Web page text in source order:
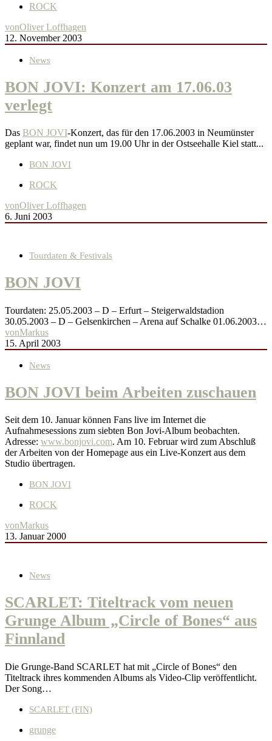
ROCK
vonOliver Loffhagen
12. November 2003
News
BON JOVI: Konzert am 17.06.03
verlegt
Das BON JOVI-Konzert, das für den 17.06.2003 in Neumünster
geplant war, findet nun um 19.00 Uhr in der Ostseehalle Kiel statt...
BON JOVI
ROCK
vonOliver Loffhagen
6. Juni 2003
Tourdaten & Festivals
BON JOVI
Tourdaten: 25.05.2003 – D – Erfurt – Steigerwaldstadion
30.05.2003 – D – Gelsenkirchen – Arena auf Schalke 01.06.2003…
vonMarkus
15. April 2003
News
BON JOVI beim Arbeiten zuschauen
Seit dem 10. Januar können Fans live im Internet die
Aufnahmesessions zum siebten Bon Jovi-Album beobachten.
Adresse: www.bonjovi.com. Am 10. Februar wird zum Abschluß
der Arbeiten von der Homepage aus ein Live-Konzert aus dem
Studio übertragen.
BON JOVI
ROCK
vonMarkus
13. Januar 2000
News
SCARLET: Titeltrack vom neuen
Grunge Album „Circle of Bones“ aus
Finnland
Die Grunge-Band SCARLET hat mit „Circle of Bones“ den
Titeltrack ihres kommenden Albums als Video-Clip veröffentlicht.
Der Song…
SCARLET (FIN)
grunge